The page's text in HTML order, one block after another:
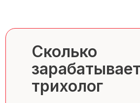
Сколько
зарабатывает
трихолог